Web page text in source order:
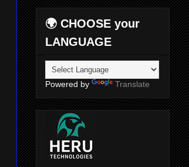
🌍 CHOOSE your
LANGUAGE
Powered by Translate